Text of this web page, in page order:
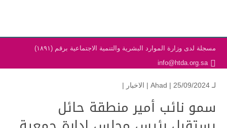
مسجلة لدى وزارة الموارد البشرية والتنمية الاجتماعية برقم (١٨٩١)
info@htda.org.sa
لـ Ahad | 25/09/2024 | الاخبار |
سمو نائب أمير منطقة حائل